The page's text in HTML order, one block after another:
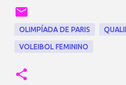
OLIMPÍADA DE PARIS
VOLEIBOL FEMININO